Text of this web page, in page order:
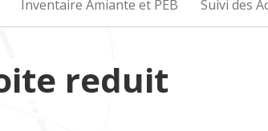
Inventaire Amiante et PEB Suivi des
reduit